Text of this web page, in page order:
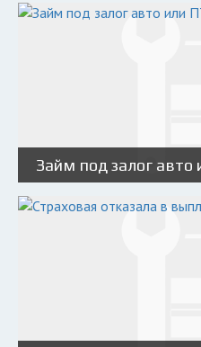
Займ под залог авто